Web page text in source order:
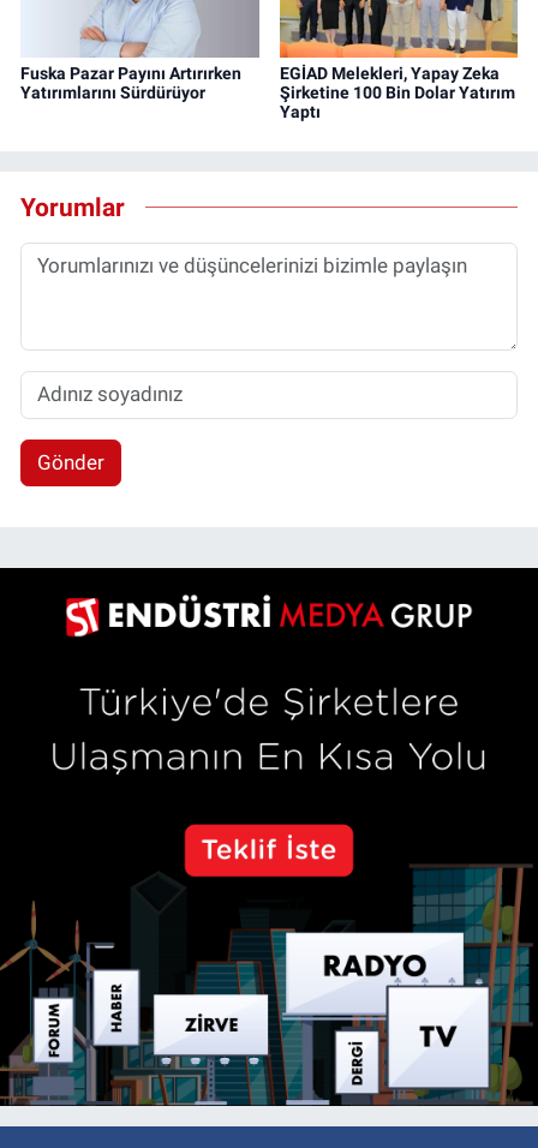
Fuska Pazar Payını Artırırken
Yatırımlarını Sürdürüyor
EGİAD Melekleri, Yapay Zeka
Şirketine 100 Bin Dolar Yatırım
Yaptı
Yorumlar
Gönder